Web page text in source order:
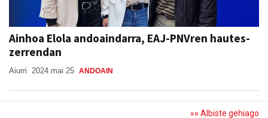
Ainhoa Elola andoaindarra, EAJ-PNVren hautes-
zerrendan
Aiurri 2024 mai 25 ANDOAIN
»» Albiste gehiago